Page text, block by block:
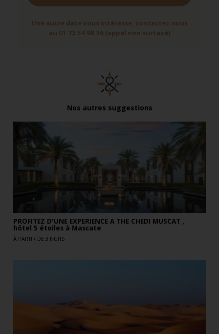
Une autre date vous intéresse, contactez nous
au 01 73 54 98 36 (appel non surtaxé)
Nos autres suggestions
PROFITEZ D'UNE EXPERIENCE A THE CHEDI MUSCAT ,
hôtel 5 étoiles à Mascate
À PARTIR DE 3 NUITS